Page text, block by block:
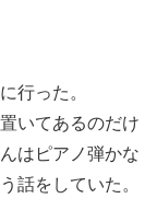
行った。
いてあるのだけ
はピアノ弾かな
話をしていた。